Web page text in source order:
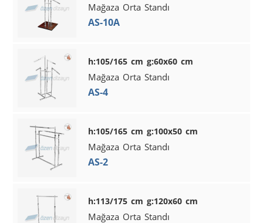
Mağaza Orta Standı
AS-10A
h:105/165 cm g:60x60 cm
Mağaza Orta Standı
AS-4
h:105/165 cm g:100x50 cm
Mağaza Orta Standı
AS-2
h:113/175 cm g:120x60 cm
Mağaza Orta Standı